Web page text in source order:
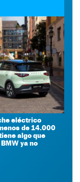
eléctrico
de 14.000
algo que
ya no